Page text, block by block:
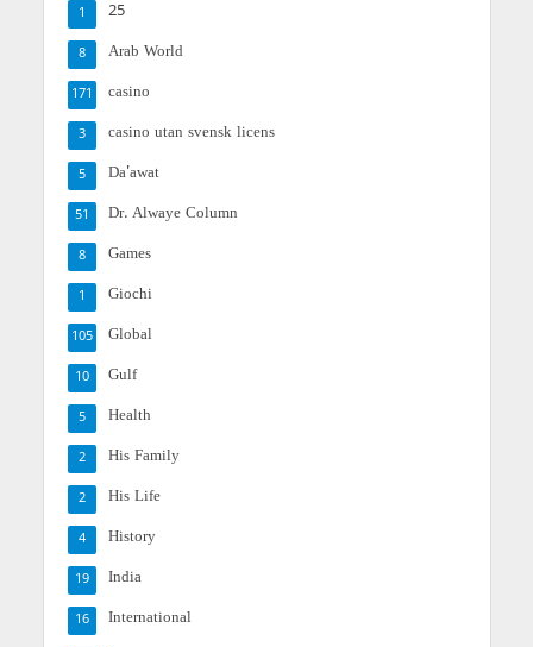
25
1
Arab World
8
casino
171
casino utan svensk licens
3
Da'awat
5
Dr. Alwaye Column
51
Games
8
Giochi
1
Global
105
Gulf
10
Health
5
His Family
2
His Life
2
History
4
India
19
International
16